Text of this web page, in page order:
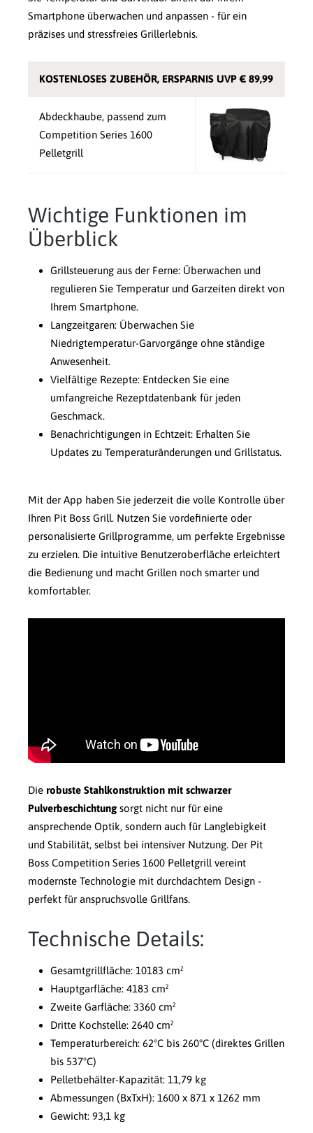
Smartphone überwachen und anpassen - für ein
präzises und stressfreies Grillerlebnis.
KOSTENLOSES ZUBEHÖR, ERSPARNIS UVP € 89,99
Abdeckhaube, passend zum
Competition Series 1600
Pelletgrill
Wichtige Funktionen im
Überblick
Grillsteuerung aus der Ferne: Überwachen und
regulieren Sie Temperatur und Garzeiten direkt von
Ihrem Smartphone.
Langzeitgaren: Überwachen Sie
Niedrigtemperatur-Garvorgänge ohne ständige
Anwesenheit.
Vielfältige Rezepte: Entdecken Sie eine
umfangreiche Rezeptdatenbank für jeden
Geschmack.
Benachrichtigungen in Echtzeit: Erhalten Sie
Updates zu Temperaturänderungen und Grillstatus.
Mit der App haben Sie jederzeit die volle Kontrolle über
Ihren Pit Boss Grill. Nutzen Sie vordefinierte oder
personalisierte Grillprogramme, um perfekte Ergebnisse
zu erzielen. Die intuitive Benutzeroberfläche erleichtert
die Bedienung und macht Grillen noch smarter und
komfortabler.
Die robuste Stahlkonstruktion mit schwarzer
Pulverbeschichtung sorgt nicht nur für eine
ansprechende Optik, sondern auch für Langlebigkeit
und Stabilität, selbst bei intensiver Nutzung. Der Pit
Boss Competition Series 1600 Pelletgrill vereint
modernste Technologie mit durchdachtem Design -
perfekt für anspruchsvolle Grillfans.
Technische Details:
Gesamtgrillfläche: 10183 cm²
Hauptgarfläche: 4183 cm²
Zweite Garfläche: 3360 cm²
Dritte Kochstelle: 2640 cm²
Temperaturbereich: 62°C bis 260°C (direktes Grillen
bis 537°C)
Pelletbehälter-Kapazität: 11,79 kg
Abmessungen (BxTxH): 1600 x 871 x 1262 mm
Gewicht: 93,1 kg